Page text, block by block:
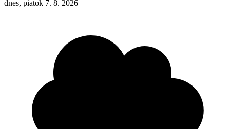
dnes, piatok 7. 8. 2026